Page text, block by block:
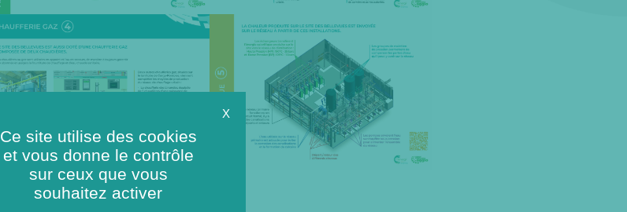
X
Ce site utilise des cookies
et vous donne le contrôle
sur ceux que vous
souhaitez activer